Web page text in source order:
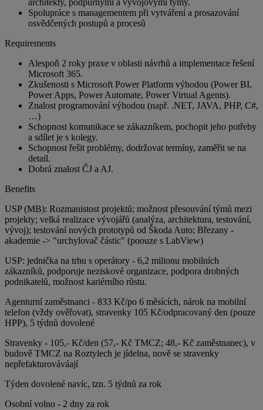
architekty, podpůrnými a vývojovými týmy.
Spolupráce s managementem při vytváření a prosazování
osvědčených postupů a procesů
Requirements
Alespoň 2 roky praxe v oblasti návrhů a implementace řešení
Microsoft 365.
Zkušenosti s Microsoft Power Platform výhodou (Power BI,
Power Apps, Power Automate, Power Virtual Agents).
Znalost programování výhodou (např. .NET, JAVA, PHP, C#,
…)
Schopnost komunikace se zákazníkem, pochopit jeho potřeby
a sdílet je s kolegy.
Schopnost řešit problémy, dodržovat termíny, zaměřit se na
detail.
Dobrá znalost ČJ a AJ.
Benefits
USP (MB): Rozmanistost projektů; možnost přesouvání týmů mezi
projekty; velká realizace vývojářů (analýza, architektura, testování,
vývoj); testování nových prototypů od Škoda Auto; Březany -
akademie -> "urchylovač částic" (poouze s LabView)
USP: jednička na trhu s operátory - 6,2 milionu mobilních
zákazníků, podporuje neziskové organizace, podpora drobných
podnikatelů, možnost kariérního růstu.
Agenturní zaměstnanci - 833 Kč/po 6 měsících, nárok na mobilní
telefon (vždy ověřovat), stravenky 105 Kč/odpracovaný den (pouze
HPP), 5 týdnů dovolené
Stravenky - 105,- Kč/den (57,- Kč TMCZ; 48,- Kč zaměstnanec), v
budově TMCZ na Roztylech je jídelna, nově se stravenky
nepřefakturováváají
Týden dovolené navíc, tzn. 5 týdnů za rok
Osobní volno - 2 dny za rok